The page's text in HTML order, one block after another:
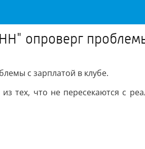
опроверг
с зарплатой в клубе.
тех, что не пересекаются с